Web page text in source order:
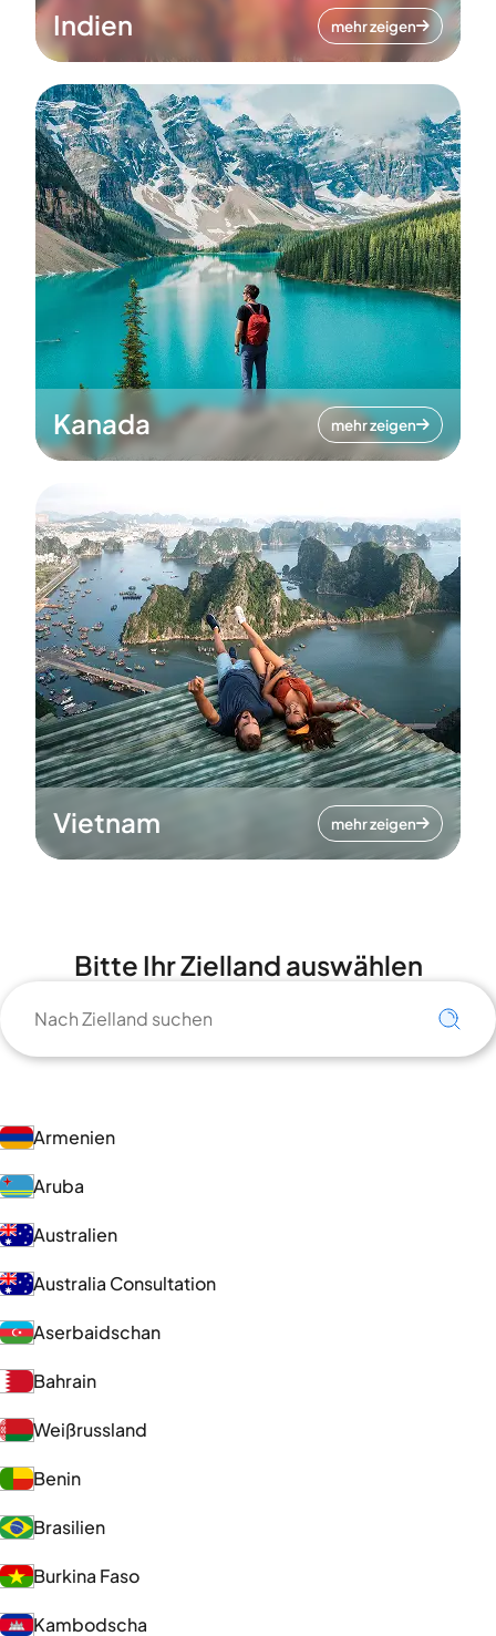
Indien mehr zeigen
Kanada mehr zeigen
Vietnam mehr zeigen
Bitte Ihr Zielland auswählen
Armenien
Aruba
Australien
Australia Consultation
Aserbaidschan
Bahrain
Weißrussland
Benin
Brasilien
Burkina Faso
Kambodscha